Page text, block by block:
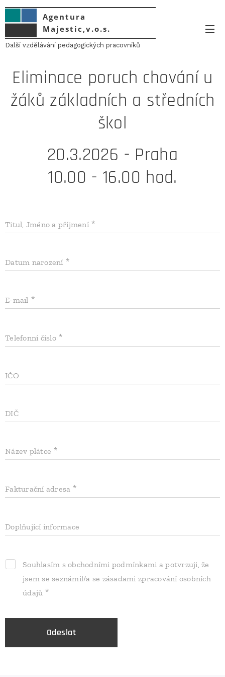
Agentura
Majestic,v.o.s.
Další vzdělávání pedagogických pracovníků
Eliminace poruch chování u
žáků základních a středních
škol
20.3.2026 - Praha
10.00 - 16.00 hod.
Titul, Jméno a příjmení
Datum narození
E-mail
Telefonní číslo
IČO
DIČ
Název plátce
Fakturační adresa
Doplňující informace
Souhlasím s obchodními podmínkami a potvrzuji, že
jsem se seznámil/a se zásadami zpracování osobních
údajů
Odeslat